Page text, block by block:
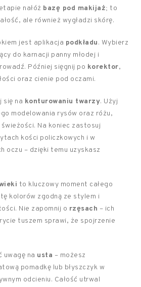
nałóż bazę pod makijaż; to
ale również wygładzi skórę.
jest aplikacja podkładu. Wybierz
do karnacji panny młodej i
Później sięgnij po korektor,
oraz cienie pod oczami.
się na konturowaniu twarzy. Użyj
modelowania rysów oraz różu,
Na koniec zastosuj
kości policzkowych i w
oczu – dzięki temu uzyskasz
to kluczowy moment całego
kolorów zgodną ze stylem i
Nie zapomnij o rzęsach – ich
tuszem sprawi, że spojrzenie
uwagę na usta – możesz
pomadkę lub błyszczyk w
odcieniu. Całość utrwal